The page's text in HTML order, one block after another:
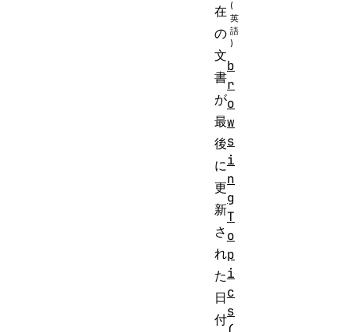
在
の
文
書
が
最
後
に
更
新
さ
れ
た
日
付
b
r
o
w
s
i
n
g
T
o
p
i
c
s